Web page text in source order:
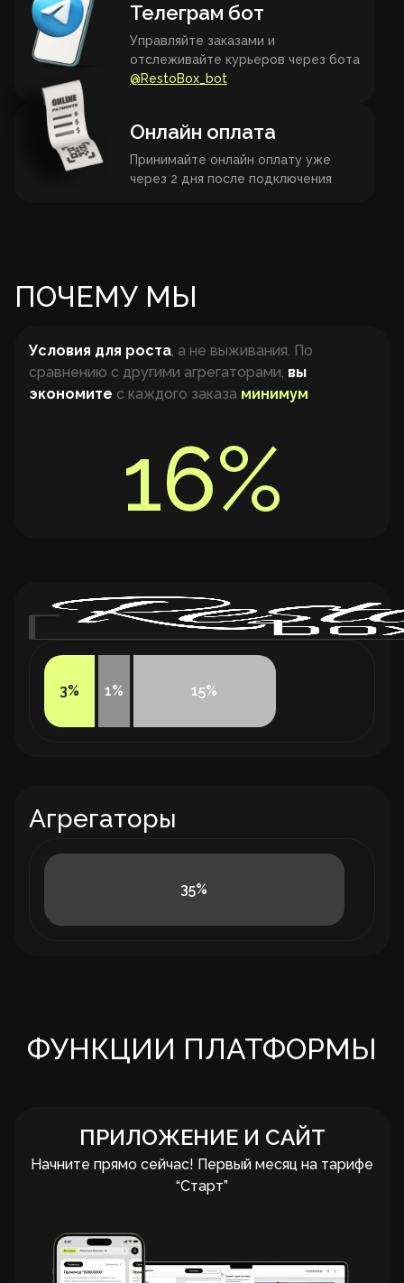
Телеграм бот
Управляйте заказами и
отслеживайте курьеров через бота
@RestoBox_bot
Онлайн оплата
Принимайте онлайн оплату уже
через 2 дня после подключения
ПОЧЕМУ МЫ
Условия для роста, а не выживания. По
сравнению с другими агрегаторами, вы
экономите с каждого заказа минимум
16%
3% 1% 15%
Агрегаторы
35%
ФУНКЦИИ ПЛАТФОРМЫ
ПРИЛОЖЕНИЕ И САЙТ
Начните прямо сейчас! Первый месяц на тарифе
“Старт”